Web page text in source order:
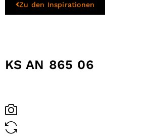
Zu den Inspirationen
KS AN 865 06